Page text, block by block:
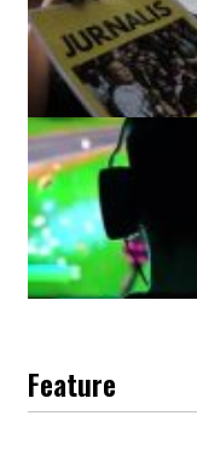
Feature